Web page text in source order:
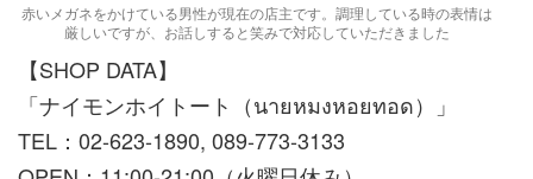
赤いメガネをかけている男性が現在の店主です。調理している時の表情は
厳しいですが、お話しすると笑みで対応していただきました
【SHOP DATA】
「ナイモンホイトート（นายหมงหอยทอด）」
TEL：02-623-1890, 089-773-3133